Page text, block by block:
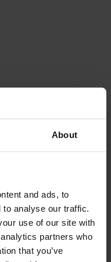
About
and ads, to
to analyse our traffic.
use of our site with
partners who
that you’ve